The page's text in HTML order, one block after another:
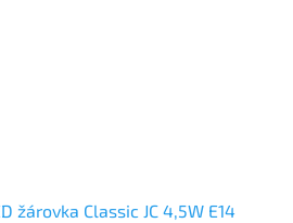
žárovka Classic JC 4,5W E14